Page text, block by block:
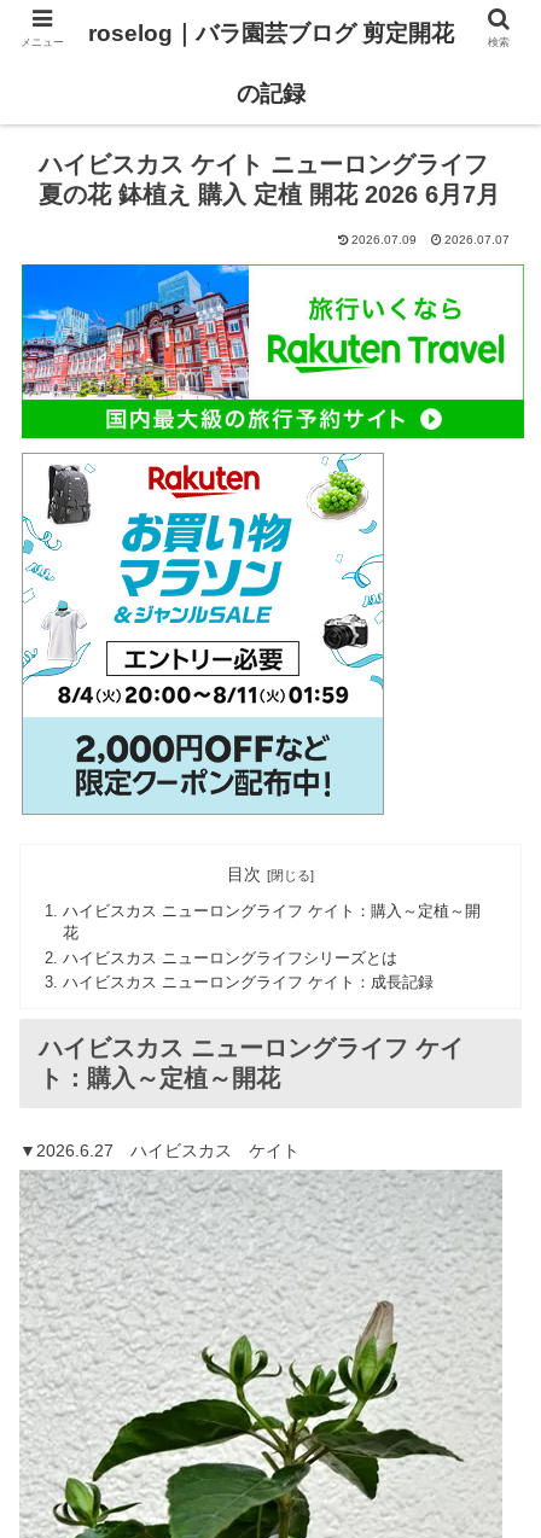
ハイビスカス ケイト ニューロングライフ
夏の花 鉢植え 購入 定植 開花 2026 6月7月
2026.07.09 2026.07.07
目次
ハイビスカス ニューロングライフ ケイト：購入～定植～開
花
ハイビスカス ニューロングライフシリーズとは
ハイビスカス ニューロングライフ ケイト：成長記録
ハイビスカス ニューロングライフ ケイ
ト：購入～定植～開花
▼2026.6.27 ハイビスカス ケイト
メニュー roselog｜バラ園芸ブログ 剪定開花
の記録
検索